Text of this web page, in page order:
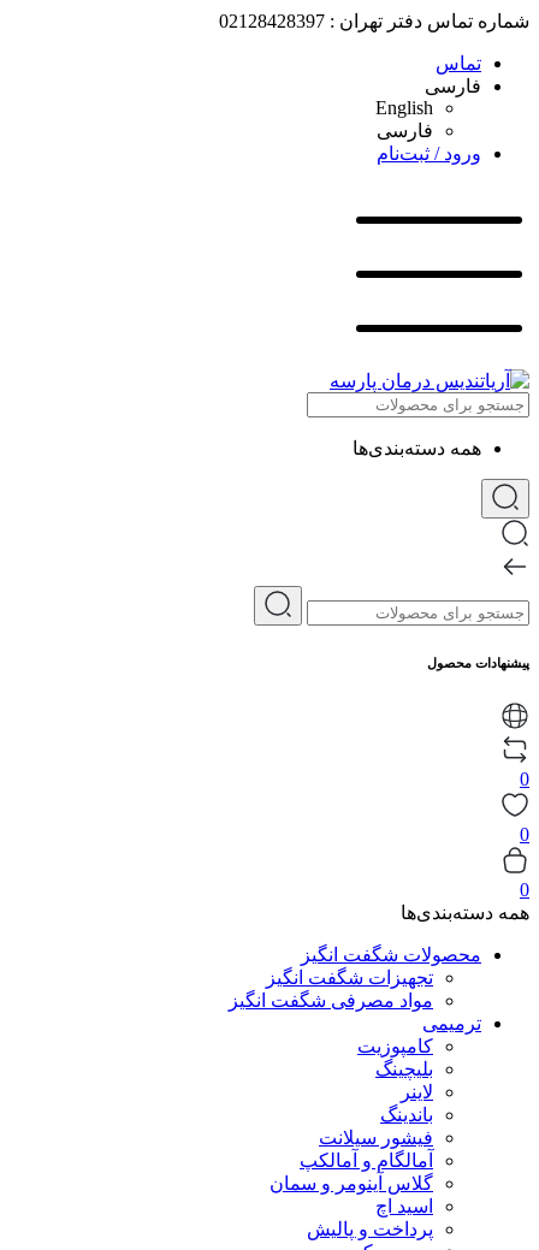
شماره تماس دفتر تهران : 02128428397
تماس
فارسی
English
فارسی
ورود / ثبت‌نام
همه دسته‌بندی‌ها
پیشنهادات محصول
0
0
0
همه دسته‌بندی‌ها
محصولات شگفت انگیز
تجهیزات شگفت انگیز
مواد مصرفی شگفت انگیز
ترمیمی
کامپوزیت
بلیچینگ
لاینر
باندینگ
فیشور سیلانت
آمالگام و آمالکپ
گلاس آینومر و سمان
اسید اچ
پرداخت و پالیش